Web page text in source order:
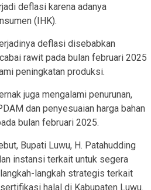
deflasi karena adanya
(IHK).
deflasi disebabkan
rawit pada bulan februari 2025
peningkatan produksi.
juga mengalami penurunan,
dan penyesuaian harga bahan
bulan februari 2025.
Bupati Luwu, H. Patahudding
instansi terkait untuk segera
langkah strategis terkait
halal di Kabupaten Luwu.